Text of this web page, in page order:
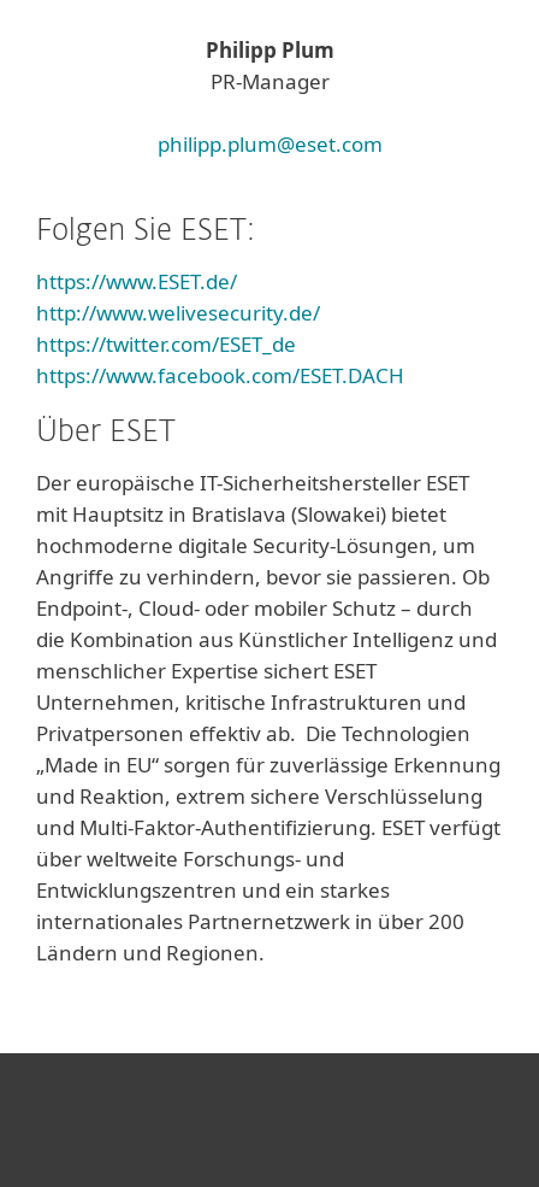
Philipp Plum
PR-Manager
philipp.plum@eset.com
Folgen Sie ESET:
https://www.ESET.de/
http://www.welivesecurity.de/
https://twitter.com/ESET_de
https://www.facebook.com/ESET.DACH
Über ESET
Der europäische IT-Sicherheitshersteller ESET
mit Hauptsitz in Bratislava (Slowakei) bietet
hochmoderne digitale Security-Lösungen, um
Angriffe zu verhindern, bevor sie passieren. Ob
Endpoint-, Cloud- oder mobiler Schutz – durch
die Kombination aus Künstlicher Intelligenz und
menschlicher Expertise sichert ESET
Unternehmen, kritische Infrastrukturen und
Privatpersonen effektiv ab. Die Technologien
„Made in EU“ sorgen für zuverlässige Erkennung
und Reaktion, extrem sichere Verschlüsselung
und Multi-Faktor-Authentifizierung. ESET verfügt
über weltweite Forschungs- und
Entwicklungszentren und ein starkes
internationales Partnernetzwerk in über 200
Ländern und Regionen.